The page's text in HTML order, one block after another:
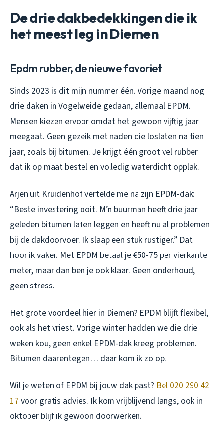
De drie dakbedekkingen die ik
het meest leg in Diemen
Epdm rubber, de nieuwe favoriet
Sinds 2023 is dit mijn nummer één. Vorige maand nog
drie daken in Vogelweide gedaan, allemaal EPDM.
Mensen kiezen ervoor omdat het gewoon vijftig jaar
meegaat. Geen gezeik met naden die loslaten na tien
jaar, zoals bij bitumen. Je krijgt één groot vel rubber
dat ik op maat bestel en volledig waterdicht opplak.
Arjen uit Kruidenhof vertelde me na zijn EPDM-dak:
“Beste investering ooit. M’n buurman heeft drie jaar
geleden bitumen laten leggen en heeft nu al problemen
bij de dakdoorvoer. Ik slaap een stuk rustiger.” Dat
hoor ik vaker. Met EPDM betaal je €50-75 per vierkante
meter, maar dan ben je ook klaar. Geen onderhoud,
geen stress.
Het grote voordeel hier in Diemen? EPDM blijft flexibel,
ook als het vriest. Vorige winter hadden we die drie
weken kou, geen enkel EPDM-dak kreeg problemen.
Bitumen daarentegen… daar kom ik zo op.
Wil je weten of EPDM bij jouw dak past? Bel 020 290 42
17 voor gratis advies. Ik kom vrijblijvend langs, ook in
oktober blijf ik gewoon doorwerken.